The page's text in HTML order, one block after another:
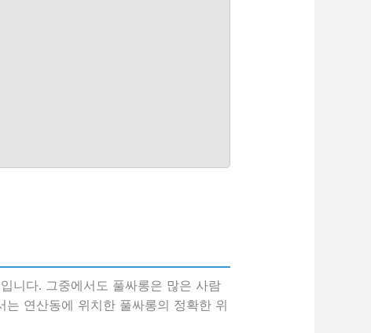
니다. 그중에서도 풀싸롱은 많은 사람
연산동에 위치한 풀싸롱의 정확한 위